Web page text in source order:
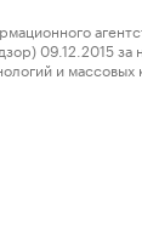
09.12.2015
и